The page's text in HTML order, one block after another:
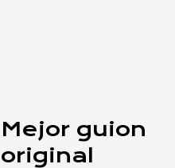
Mejor guion
original